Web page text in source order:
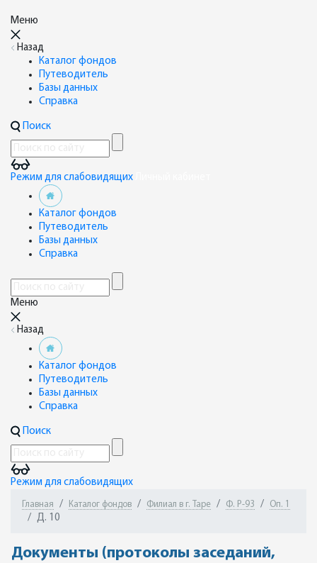
Меню
Назад
Каталог фондов
Путеводитель
Базы данных
Справка
Поиск
Режим для слабовидящих
Каталог фондов
Путеводитель
Базы данных
Справка
Меню
Назад
Каталог фондов
Путеводитель
Базы данных
Справка
Поиск
Режим для слабовидящих
Главная Каталог фондов Филиал в г. Таре Ф. Р-93 Оп. 1
Д. 10
Документы (протоколы заседаний,